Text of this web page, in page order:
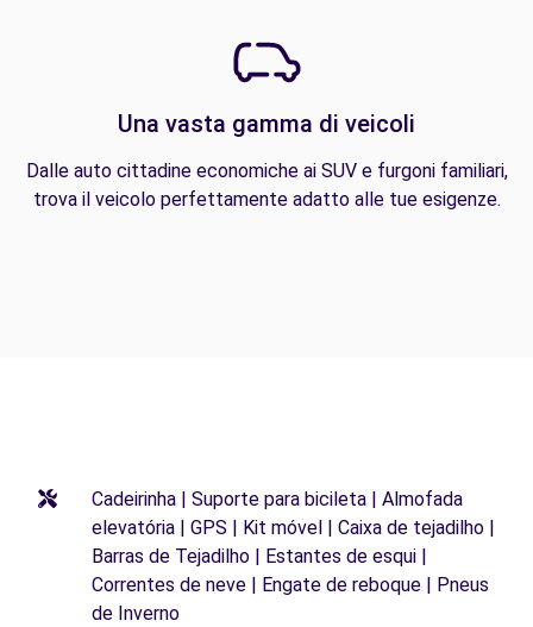
Una vasta gamma di veicoli
Dalle auto cittadine economiche ai SUV e furgoni familiari,
trova il veicolo perfettamente adatto alle tue esigenze.
Cadeirinha | Suporte para bicileta | Almofada
elevatória | GPS | Kit móvel | Caixa de tejadilho |
Barras de Tejadilho | Estantes de esqui |
Correntes de neve | Engate de reboque | Pneus
de Inverno